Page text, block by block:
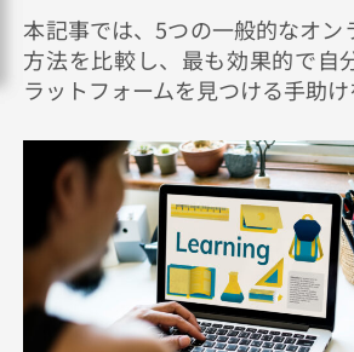
本記事では、5つの一般的なオン
方法を比較し、最も効果的で自
ラットフォームを見つける手助け